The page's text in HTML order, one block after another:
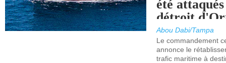
été
détroit
Abou Dabi/Tampa
Le commandement
annonce le
trafic maritime à